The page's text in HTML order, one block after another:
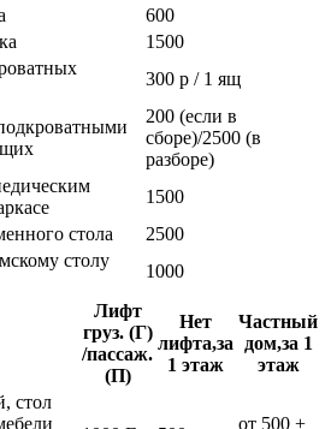
600
1500
300 р / 1 ящ
200 (если в
сборе)/2500 (в
разборе)
1500
стола
2500
столу
1000
Лифт
груз. (Г)
/пассаж.
(П)
Нет
лифта,за
1 этаж
Частный
дом,за 1
этаж
стол
от 500 +